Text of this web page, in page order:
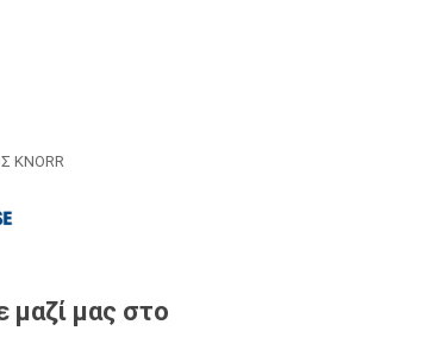
KNORR
μαζί μας στο